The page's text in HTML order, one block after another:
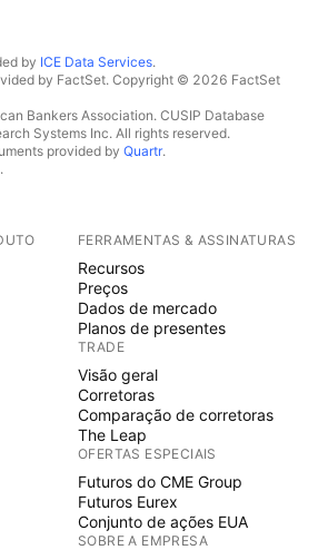
by ICE Data Services.
by FactSet. Copyright © 2026 FactSet
Bankers Association. CUSIP Database
Systems Inc. All rights reserved.
provided by Quartr.
FERRAMENTAS & ASSINATURAS
Recursos
Preços
Dados de mercado
Planos de presentes
TRADE
Visão geral
Corretoras
Comparação de corretoras
The Leap
OFERTAS ESPECIAIS
Futuros do CME Group
Futuros Eurex
Conjunto de ações EUA
SOBRE A EMPRESA